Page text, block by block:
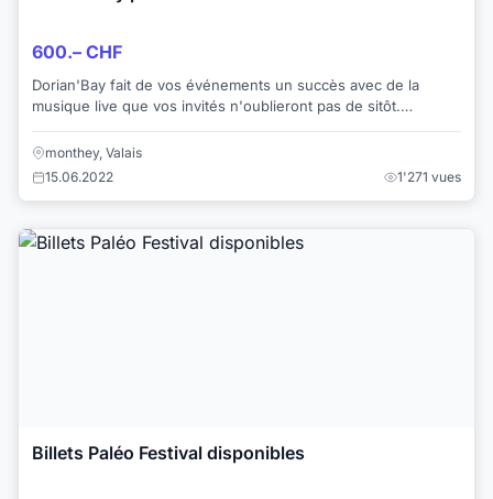
600.– CHF
Dorian'Bay fait de vos événements un succès avec de la
musique live que vos invités n'oublieront pas de sitôt.
monthey, Valais
15.06.2022
1'271 vues
Billets Paléo Festival disponibles